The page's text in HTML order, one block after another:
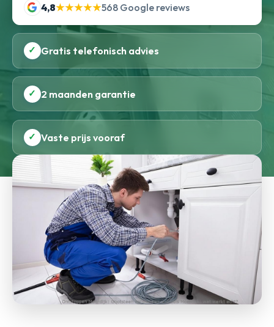
4,8★★★★★568 Google reviews
✓ Gratis telefonisch advies
✓ 2 maanden garantie
✓ Vaste prijs vooraf